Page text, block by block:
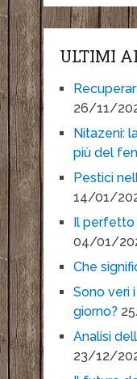
ULTIMI
26/11/
Nitazeni:
più del
Pestici
14/01/
Il perfetto
04/01/
Che
Sono veri
giorno?
Analisi
23/12/